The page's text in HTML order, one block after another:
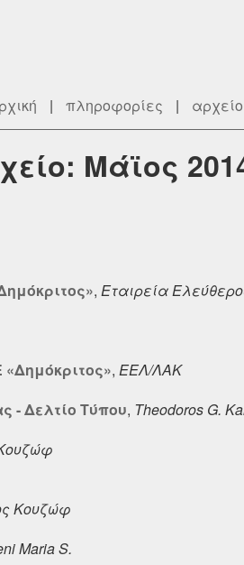
| πληροφορίες | αρχείο
Μάϊος
, Εταιρεία
, ΕΕΛ/ΛΑΚ
- Δελτίο Τύπου, Theodoros G.
Κουζώφ
Maria S.